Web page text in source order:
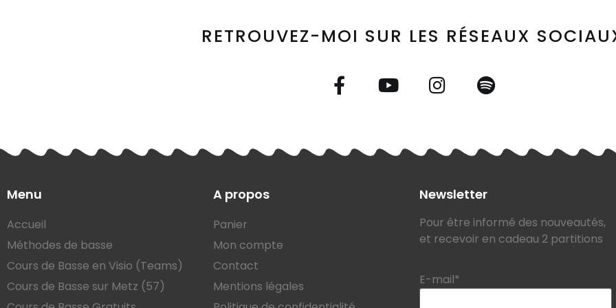
RETROUVEZ-MOI SUR LES RÉSEAUX
Menu
Accueil
Méthodes de basse
Cours de Basse en Visio (Teams)
Cours de Basse sur Metz (57)
A propos
Panier
Mon compte
Contact
Mentions légales
Newsletter
Pour être informé des nouveautés,
et recevoir en cadeau 2 partitions
E-mail*